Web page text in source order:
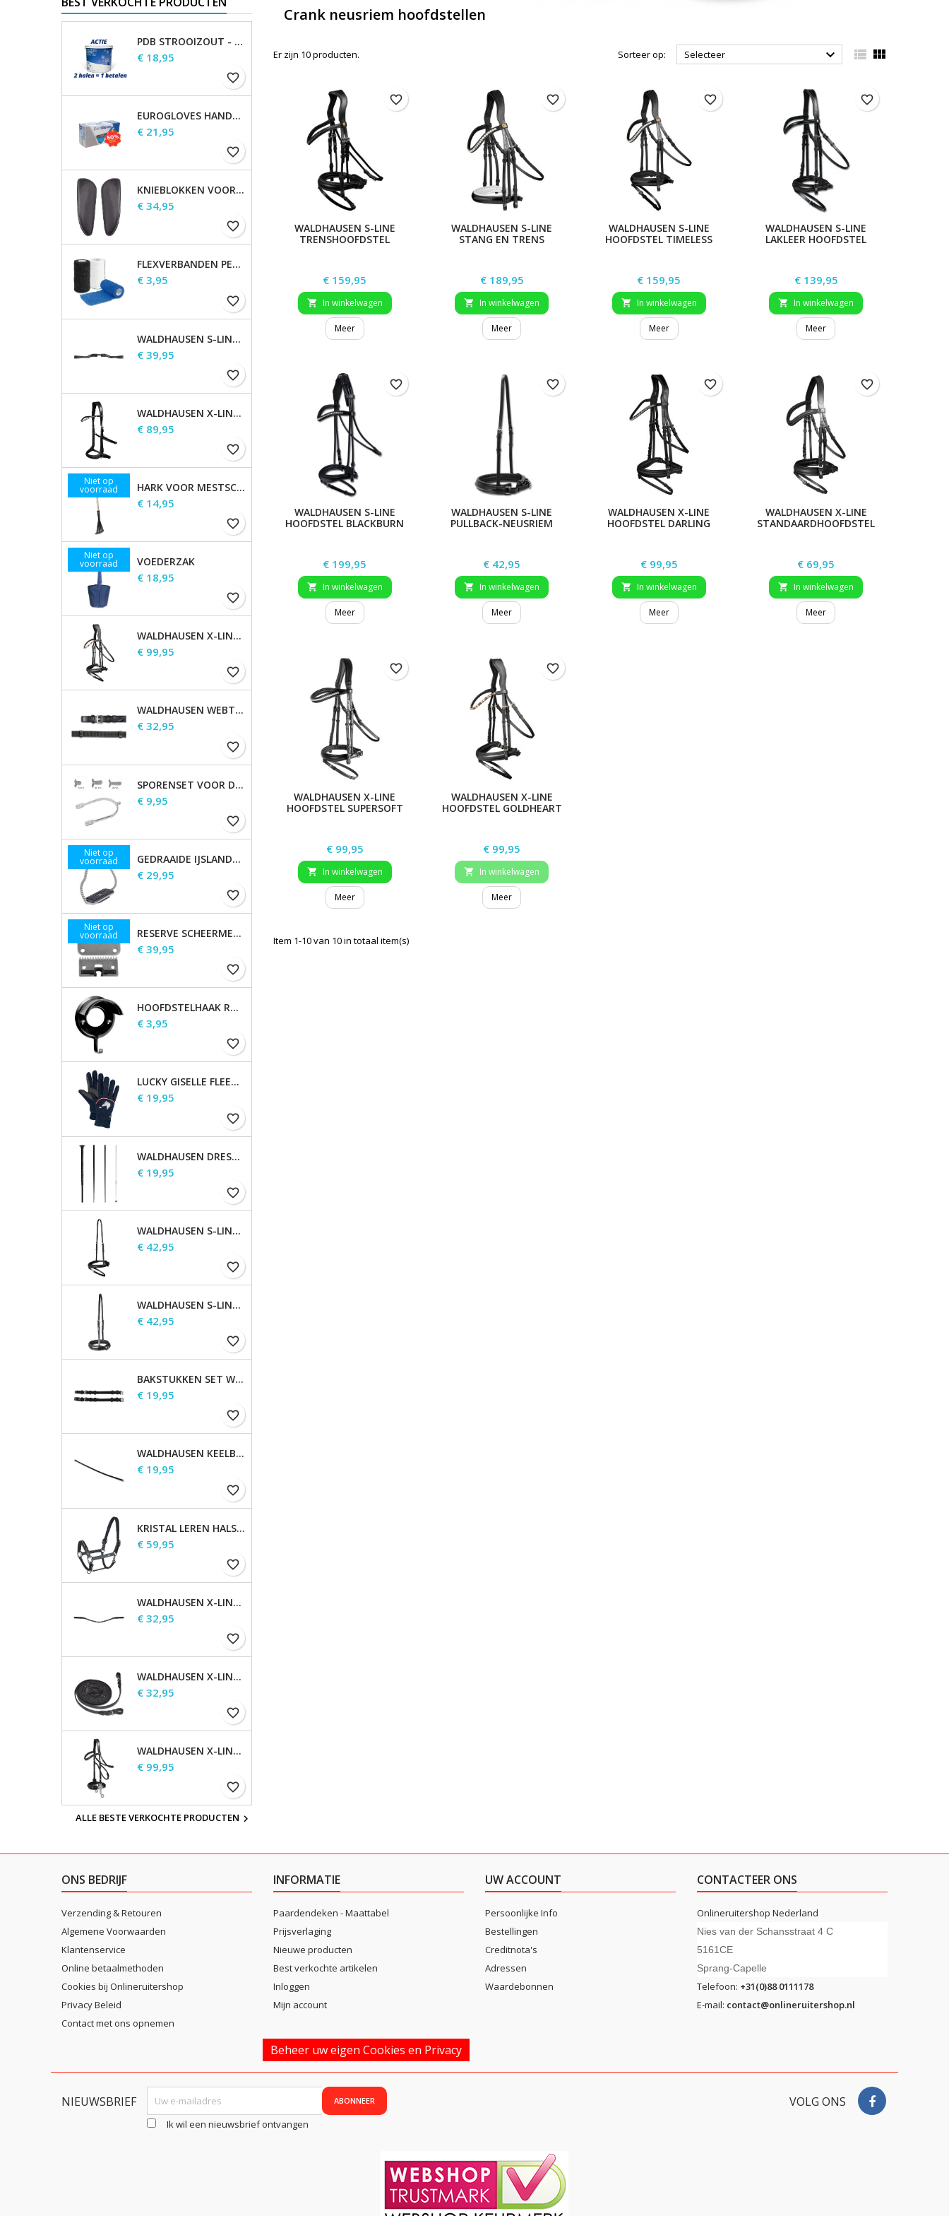
PDB STROOIZOUT - EMMER - 7,5KG
Prijs
€ 18,95
favorite_border
EUROGLOVES HANDSCHOENEN L NITRIL BLAUW (1000 STUKS) MAAT L
Prijs
€ 21,95
favorite_border
KNIEBLOKKEN VOOR WALDHAUSEN-ZADELS
Prijs
€ 34,95
favorite_border
FLEXVERBANDEN PER STUK
Prijs
€ 3,95
favorite_border
WALDHAUSEN S-LINE GAP-KOPSTUK
Prijs
€ 39,95
favorite_border
WALDHAUSEN X-LINE BITLOOS HOOFDSTEL SENSATION
Prijs
€ 89,95
favorite_border
Niet op
voorraad HARK VOOR MESTSCHEP
Prijs
€ 14,95
favorite_border
Niet op
voorraad VOEDERZAK
Prijs
€ 18,95
favorite_border
WALDHAUSEN X-LINE HOOFDSTEL GOLDHEART
Prijs
€ 99,95
favorite_border
WALDHAUSEN WEBTEUGELS, EXTRA LANG
Prijs
€ 32,95
favorite_border
SPORENSET VOOR DAMES EN HEREN
Prijs
€ 9,95
favorite_border
Niet op
voorraad GEDRAAIDE IJSLANDSE STIJGBEUGELS
Prijs
€ 29,95
favorite_border
Niet op
voorraad RESERVE SCHEERMESSEN
Prijs
€ 39,95
favorite_border
HOOFDSTELHAAK ROBUUST, METAAL
Prijs
€ 3,95
favorite_border
LUCKY GISELLE FLEECE RIJHANDSCHOENEN, KINDEREN
Prijs
€ 19,95
favorite_border
WALDHAUSEN DRESSUUR ZWEEP
Prijs
€ 19,95
favorite_border
WALDHAUSEN S-LINE GECOMBINEERDE NEUSRIEM
Prijs
€ 42,95
favorite_border
WALDHAUSEN S-LINE NEUSRIEM, SPERRIEM VERHOOGD
Prijs
€ 42,95
favorite_border
BAKSTUKKEN SET WALDHAUSEN S-LINE
Prijs
€ 19,95
favorite_border
WALDHAUSEN KEELBAND
Prijs
€ 19,95
favorite_border
KRISTAL LEREN HALSTER
Prijs
€ 59,95
favorite_border
WALDHAUSEN X-LINE GLAM FRONTRIEM, ZWART
Prijs
€ 32,95
favorite_border
WALDHAUSEN X-LINE LANGE TEUGELS
Prijs
€ 32,95
favorite_border
WALDHAUSEN X-LINE HACKAMORE HOOFDSTEL
Prijs
€ 99,95
favorite_border
ALLE BESTE VERKOCHTE PRODUCTEN 
Crank neusriem hoofdstellen
Er zijn 10 producten. Sorteer op: Selecteer   
WALDHAUSEN S-LINE
TRENSHOOFDSTEL
Prijs
€ 159,95
 In winkelwagen
Meer
favorite_border
WALDHAUSEN S-LINE
STANG EN TRENS
Prijs
€ 189,95
 In winkelwagen
Meer
favorite_border
WALDHAUSEN S-LINE
HOOFDSTEL TIMELESS
Prijs
€ 159,95
 In winkelwagen
Meer
favorite_border
WALDHAUSEN S-LINE
LAKLEER HOOFDSTEL
Prijs
€ 139,95
 In winkelwagen
Meer
favorite_border
WALDHAUSEN S-LINE
HOOFDSTEL BLACKBURN
Prijs
€ 199,95
 In winkelwagen
Meer
favorite_border
WALDHAUSEN S-LINE
PULLBACK-NEUSRIEM
Prijs
€ 42,95
 In winkelwagen
Meer
favorite_border
WALDHAUSEN X-LINE
HOOFDSTEL DARLING
Prijs
€ 99,95
 In winkelwagen
Meer
favorite_border
WALDHAUSEN X-LINE
STANDAARDHOOFDSTEL
Prijs
€ 69,95
 In winkelwagen
Meer
favorite_border
WALDHAUSEN X-LINE
HOOFDSTEL SUPERSOFT
Prijs
€ 99,95
 In winkelwagen
Meer
favorite_border
WALDHAUSEN X-LINE
HOOFDSTEL GOLDHEART
Prijs
€ 99,95
 In winkelwagen
Meer
favorite_border
Item 1-10 van 10 in totaal item(s)
ONS BEDRIJF
Verzending & Retouren
Algemene Voorwaarden
Klantenservice
Online betaalmethoden
Cookies bij Onlineruitershop
Privacy Beleid
Contact met ons opnemen
INFORMATIE
Paardendeken - Maattabel
Prijsverlaging
Nieuwe producten
Best verkochte artikelen
Inloggen
Mijn account
UW ACCOUNT
Persoonlijke Info
Bestellingen
Creditnota's
Adressen
Waardebonnen
CONTACTEER ONS
Onlineruitershop Nederland
Nies van der Schansstraat 4 C
5161CE
Sprang-Capelle
Telefoon: +31(0)88 0111178
E-mail: contact@onlineruitershop.nl
Beheer uw eigen Cookies en Privacy
NIEUWSBRIEF
Ik wil een nieuwsbrief ontvangen
VOLG ONS